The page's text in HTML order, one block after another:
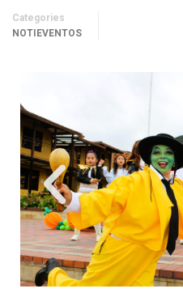
Categories
NOTIEVENTOS